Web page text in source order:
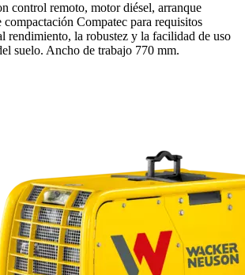
control remoto, motor diésel, arranque
Compatec para requisitos
rendimiento, la robustez y la facilidad de uso
suelo. Ancho de trabajo 770 mm.